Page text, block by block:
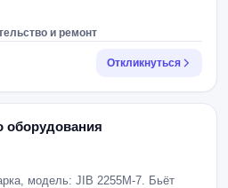
и ремонт
Откликнуться
оборудования
модель: JIB 2255M-7. Бьёт